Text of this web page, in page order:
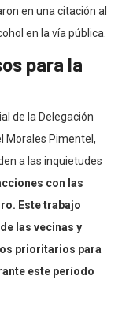
en una citación al
en la vía pública.
para la
de la Delegación
Morales Pimentel,
a las inquietudes
con las
Este trabajo
las vecinas y
prioritarios para
este período